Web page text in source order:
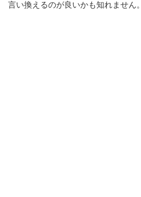
言い換えるのが良いかも知れません。